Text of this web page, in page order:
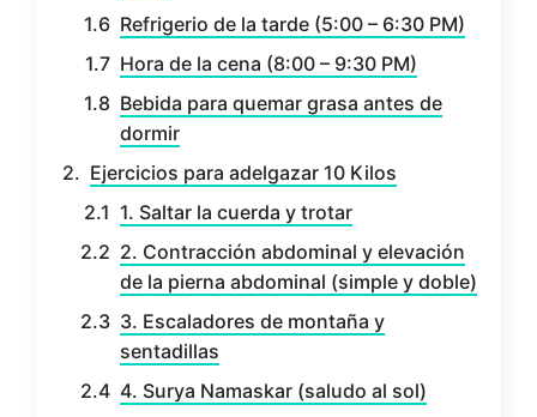
Refrigerio de la tarde (5:00 – 6:30 PM)
Hora de la cena (8:00 – 9:30 PM)
Bebida para quemar grasa antes de
dormir
Ejercicios para adelgazar 10 Kilos
1. Saltar la cuerda y trotar
2. Contracción abdominal y elevación
de la pierna abdominal (simple y doble)
3. Escaladores de montaña y
sentadillas
4. Surya Namaskar (saludo al sol)